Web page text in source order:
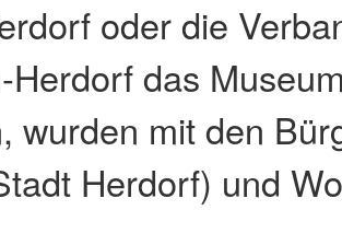
oder die
Herdorf das
wurden mit den
Herdorf) und